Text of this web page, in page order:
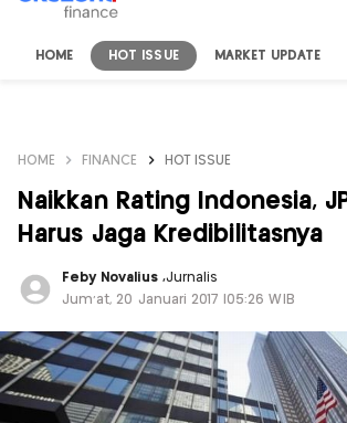
HOME HOT ISSUE MARKET UPDATE
HOME FINANCE HOT ISSUE
Naikkan Rating Indonesia,
Harus Jaga Kredibilitasnya
Feby Novalius ,Jurnalis
Jum'at, 20 Januari 2017 |05:26 WIB